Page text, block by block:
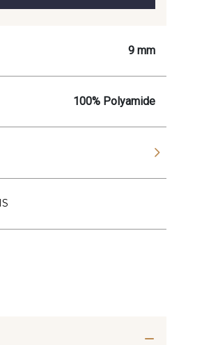
9 mm
100% Polyamide